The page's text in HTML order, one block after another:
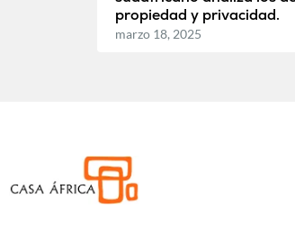
propiedad y privacidad.
marzo 18, 2025